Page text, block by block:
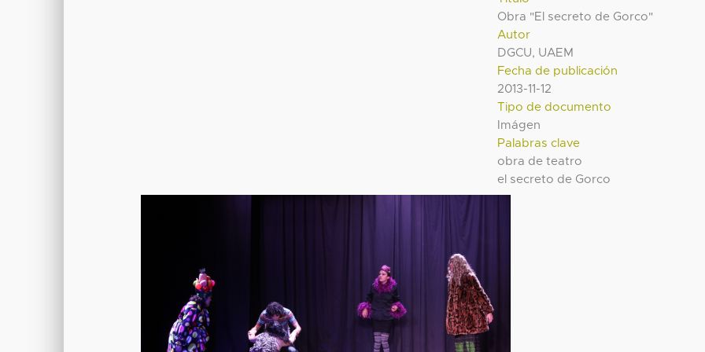
Obra "El secreto de Gorco"
Autor
DGCU, UAEM
Fecha de publicación
2013-11-12
Tipo de documento
Imágen
Palabras clave
obra de teatro
el secreto de Gorco